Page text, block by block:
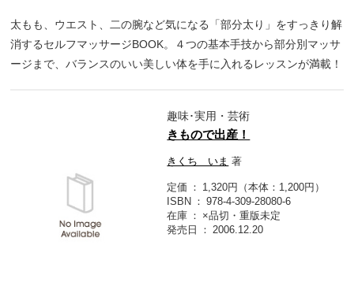
太もも、ウエスト、二の腕など気になる「部分太り」をすっきり解
消するセルフマッサージBOOK。４つの基本手技から部分別マッサ
ージまで、バランスのいい美しい体を手に入れるレッスンが満載！
趣味･実用・芸術
きもので出産！
きくち いま 著
定価
1,320円（本体：1,200円）
ISBN
978-4-309-28080-6
在庫
×品切・重版未定
発売日
2006.12.20